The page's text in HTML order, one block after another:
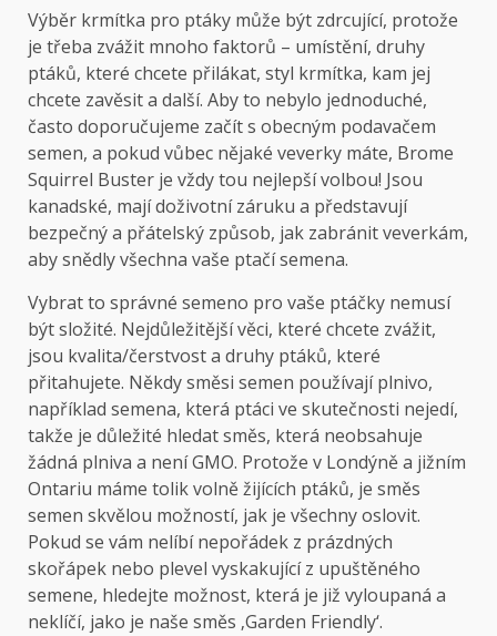
Výběr krmítka pro ptáky může být zdrcující, protože
je třeba zvážit mnoho faktorů – umístění, druhy
ptáků, které chcete přilákat, styl krmítka, kam jej
chcete zavěsit a další. Aby to nebylo jednoduché,
často doporučujeme začít s obecným podavačem
semen, a pokud vůbec nějaké veverky máte, Brome
Squirrel Buster je vždy tou nejlepší volbou! Jsou
kanadské, mají doživotní záruku a představují
bezpečný a přátelský způsob, jak zabránit veverkám,
aby snědly všechna vaše ptačí semena.
Vybrat to správné semeno pro vaše ptáčky nemusí
být složité. Nejdůležitější věci, které chcete zvážit,
jsou kvalita/čerstvost a druhy ptáků, které
přitahujete. Někdy směsi semen používají plnivo,
například semena, která ptáci ve skutečnosti nejedí,
takže je důležité hledat směs, která neobsahuje
žádná plniva a není GMO. Protože v Londýně a jižním
Ontariu máme tolik volně žijících ptáků, je směs
semen skvělou možností, jak je všechny oslovit.
Pokud se vám nelíbí nepořádek z prázdných
skořápek nebo plevel vyskakující z upuštěného
semene, hledejte možnost, která je již vyloupaná a
neklíčí, jako je naše směs ‚Garden Friendly‘.